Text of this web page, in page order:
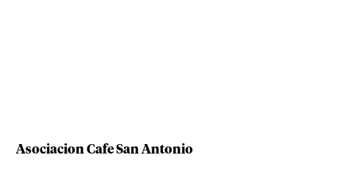
Asociacion Cafe San Antonio